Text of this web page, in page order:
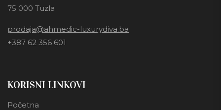
75 000 Tuzla
prodaja@ahmedic-luxurydiva.ba
+387 62 356 601
KORISNI LINKOVI
Početna